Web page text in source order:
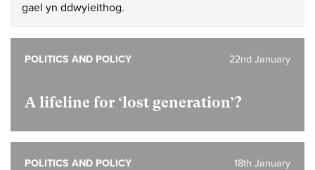
gael yn ddwyieithog.
A lifeline for ‘lost generation’?
22nd January
POLITICS AND POLICY
18th January
POLITICS AND POLICY